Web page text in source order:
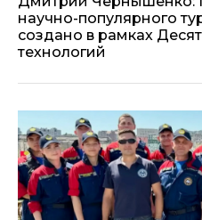
научно-популярного
создано в рамках
технологий